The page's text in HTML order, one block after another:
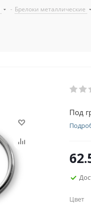
- Брелоки металлические
Под
Цвет